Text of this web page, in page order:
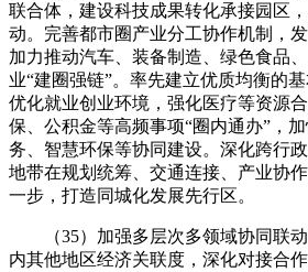
联合体，建设科技成果转化承接园区
动。完善都市圈产业分工协作机制，
加力推动汽车、装备制造、绿色食品
业“建圈强链”。率先建立优质均衡的
优化就业创业环境，强化医疗等资源
保、公积金等高频事项“圈内通办”，
务、智慧环保等协同建设。深化跨行
地带在规划统筹、交通连接、产业协
一步，打造同城化发展先行区。
（35）加强多层次多领域协同联动
内其他地区经济关联度，深化对接合